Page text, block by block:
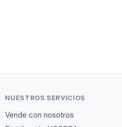
NUESTROS SERVICIOS
Vende con nosotros